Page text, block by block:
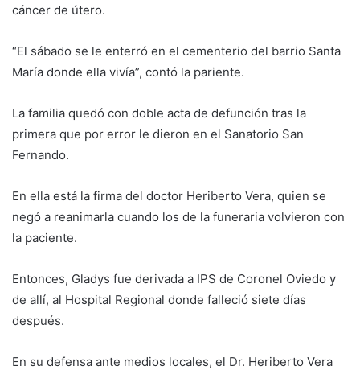
cáncer de útero.
“El sábado se le enterró en el cementerio del barrio Santa
María donde ella vivía”, contó la pariente.
La familia quedó con doble acta de defunción tras la
primera que por error le dieron en el Sanatorio San
Fernando.
En ella está la firma del doctor Heriberto Vera, quien se
negó a reanimarla cuando los de la funeraria volvieron con
la paciente.
Entonces, Gladys fue derivada a IPS de Coronel Oviedo y
de allí, al Hospital Regional donde falleció siete días
después.
En su defensa ante medios locales, el Dr. Heriberto Vera